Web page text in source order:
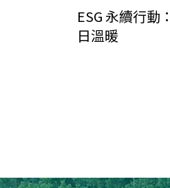
ESG 永續行動
日溫暖